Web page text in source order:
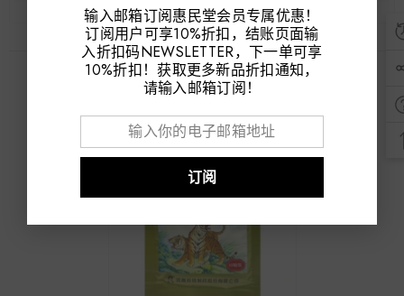
最近浏览的产品
特惠价 14%
输入邮箱订阅惠民堂会员专属优惠！
订阅用户可享10%折扣，结账页面输
入折扣码NEWSLETTER，下一单可享
10%折扣！获取更多新品折扣通知，
请输入邮箱订阅！
订阅